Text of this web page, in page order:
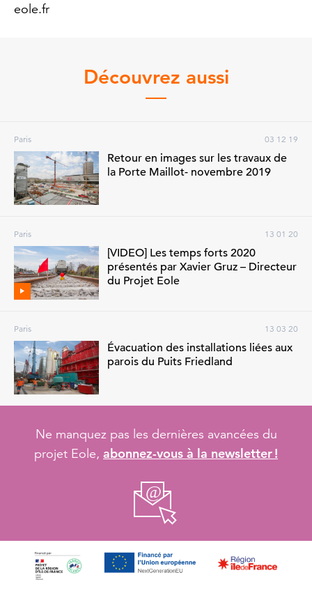
eole.fr
Découvrez aussi
Paris 03 12 19
Retour en images sur les travaux de
la Porte Maillot- novembre 2019
Paris 13 01 20
[VIDEO] Les temps forts 2020
présentés par Xavier Gruz – Directeur
du Projet Eole
Paris 13 03 20
Évacuation des installations liées aux
parois du Puits Friedland
Ne manquez pas les dernières avancées du
projet Eole, abonnez-vous à la newsletter !